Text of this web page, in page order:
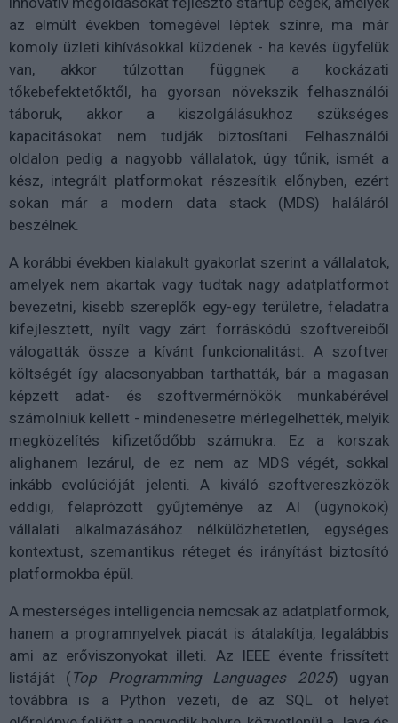
az elmúlt években tömegével léptek színre, ma már
komoly üzleti kihívásokkal küzdenek - ha kevés ügyfelük
van, akkor túlzottan függnek a kockázati
tőkebefektetőktől, ha gyorsan növekszik felhasználói
táboruk, akkor a kiszolgálásukhoz szükséges
kapacitásokat nem tudják biztosítani. Felhasználói
oldalon pedig a nagyobb vállalatok, úgy tűnik, ismét a
kész, integrált platformokat részesítik előnyben, ezért
sokan már a modern data stack (MDS) haláláról
beszélnek.
A korábbi években kialakult gyakorlat szerint a vállalatok,
amelyek nem akartak vagy tudtak nagy adatplatformot
bevezetni, kisebb szereplők egy-egy területre, feladatra
kifejlesztett, nyílt vagy zárt forráskódú szoftvereiből
válogatták össze a kívánt funkcionalitást. A szoftver
költségét így alacsonyabban tarthatták, bár a magasan
képzett adat- és szoftvermérnökök munkabérével
számolniuk kellett - mindenesetre mérlegelhették, melyik
megközelítés kifizetődőbb számukra. Ez a korszak
alighanem lezárul, de ez nem az MDS végét, sokkal
inkább evolúcióját jelenti. A kiváló szoftvereszközök
eddigi, felaprózott gyűjteménye az AI (ügynökök)
vállalati alkalmazásához nélkülözhetetlen, egységes
kontextust, szemantikus réteget és irányítást biztosító
platformokba épül.
A mesterséges intelligencia nemcsak az adatplatformok,
hanem a programnyelvek piacát is átalakítja, legalábbis
ami az erőviszonyokat illeti. Az IEEE évente frissített
listáját ( Top Programming Languages 2025) ugyan
továbbra is a Python vezeti, de az SQL öt helyet